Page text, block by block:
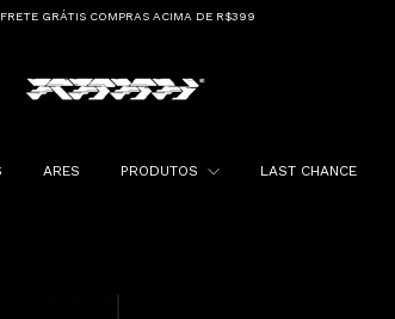
FRETE GRÁTIS COMPRAS ACIMA DE R$399
ARES PRODUTOS LAST CHANCE